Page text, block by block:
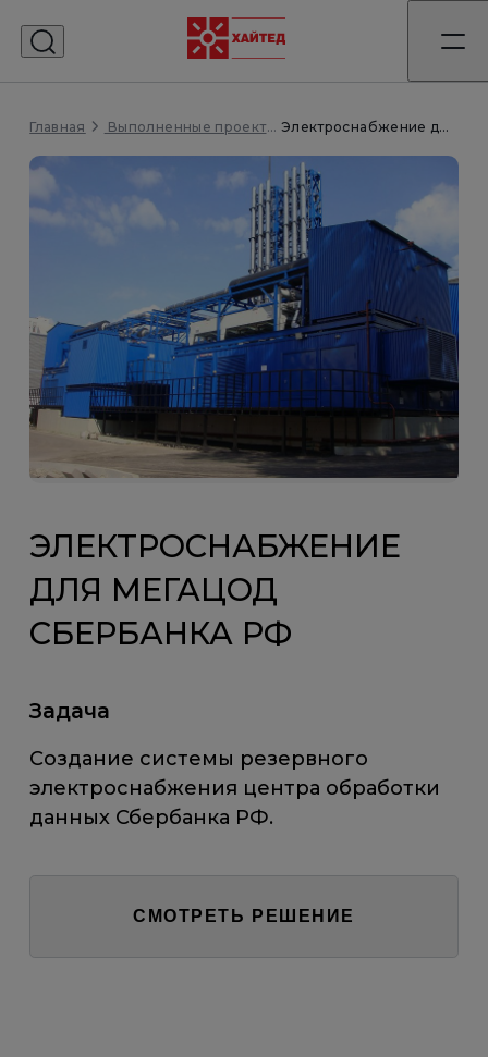
Главная Выполненные проекты Электроснабжение для МегаЦОД Сбербанка РФ
ЭЛЕКТРОСНАБЖЕНИЕ
ДЛЯ МЕГАЦОД
СБЕРБАНКА РФ
Задача
Создание системы резервного
электроснабжения центра обработки
данных Сбербанка РФ.
СМОТРЕТЬ РЕШЕНИЕ